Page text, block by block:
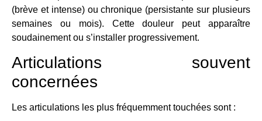
(brève et intense) ou chronique (persistante sur plusieurs
semaines ou mois). Cette douleur peut apparaître
soudainement ou s’installer progressivement.
Articulations souvent
concernées
Les articulations les plus fréquemment touchées sont :